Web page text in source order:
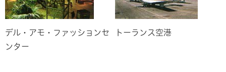
デル・アモ・ファッションセ
ンター
トーランス空港